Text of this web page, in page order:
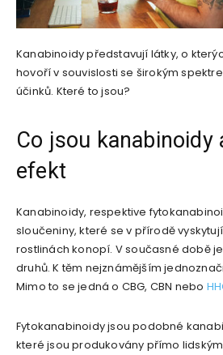
Kanabinoidy představují látky, o
hovoří v souvislosti se širokým
účinků. Které to jsou?
Co jsou kanabinoidy
efekt
Kanabinoidy, respektive
sloučeniny, které se v přírodě
rostlinách konopí. V současné době
druhů. K těm nejznámějším
Mimo to se jedná o CBG, CBN nebo
Fytokanabinoidy jsou podobné
které jsou produkovány přímo